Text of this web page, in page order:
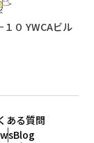
０ YWCAビル
ある質問
Blog